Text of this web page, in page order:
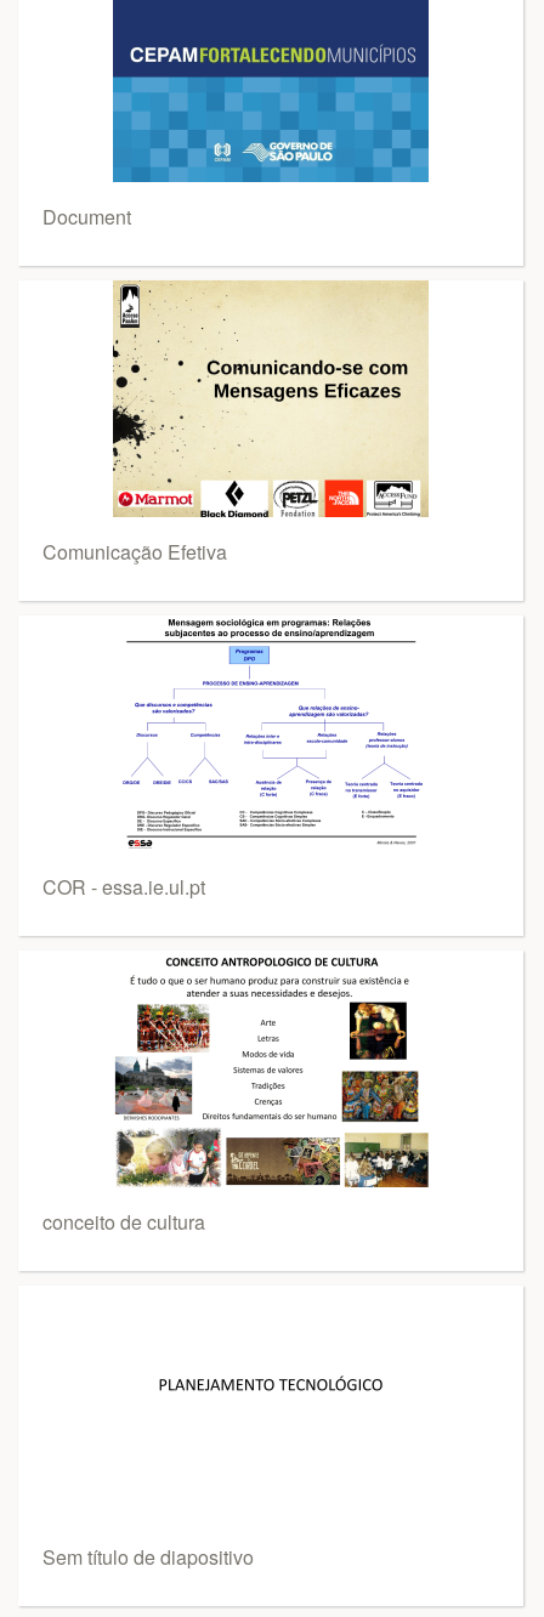
Document
Comunicação Efetiva
COR - essa.ie.ul.pt
conceito de cultura
Sem título de diapositivo